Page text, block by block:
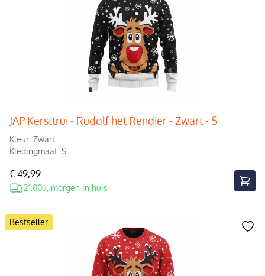
JAP Kersttrui - Rudolf het Rendier - Zwart - S
Kleur: Zwart
Kledingmaat: S
€ 49,99
21.00u, morgen in huis
Bestseller